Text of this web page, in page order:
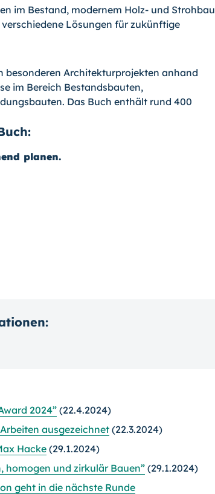
im Bestand, modernem Holz- und Strohbau
Lösungen für zukünftige
besonderen Architekturprojekten anhand
im Bereich Bestandsbauten,
Das Buch enthält rund 400
planen.
2024” (22.4.2024)
ausgezeichnet (22.3.2024)
Hacke (29.1.2024)
homogen und zirkulär Bauen” (29.1.2024)
geht in die nächste Runde